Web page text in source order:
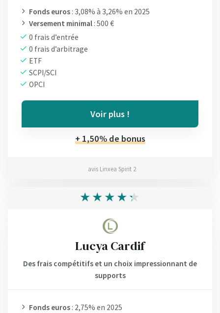
Fonds euros : 3,08% à 3,26% en 2025
Versement minimal : 500 €
0 frais d’entrée
0 frais d’arbitrage
ETF
SCPI/SCI
OPCI
Voir plus !
+ 1,50% de bonus
avis Linxea Spirit 2
Lucya Cardif
Des frais compétitifs et un choix impressionnant de
supports
Fonds euros : 2,75% en 2025